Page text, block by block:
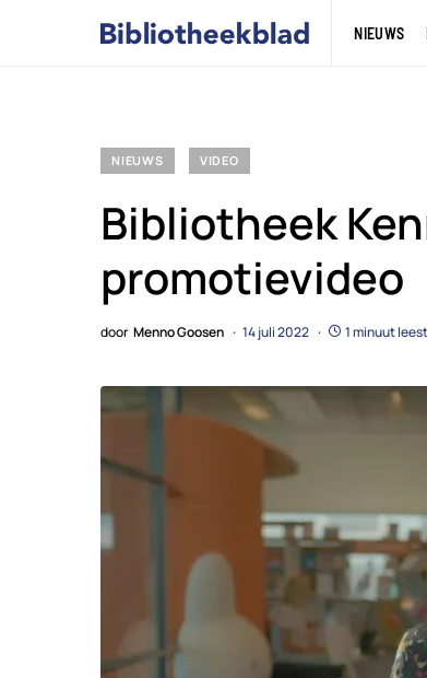
NIEUWS
NIEUWS VIDEO
Bibliotheek
promotievideo
door Menno Goosen 14 juli 2022 1 minuut